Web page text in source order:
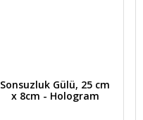
Sonsuzluk Gülü, 25 cm
x 8cm - Hologram